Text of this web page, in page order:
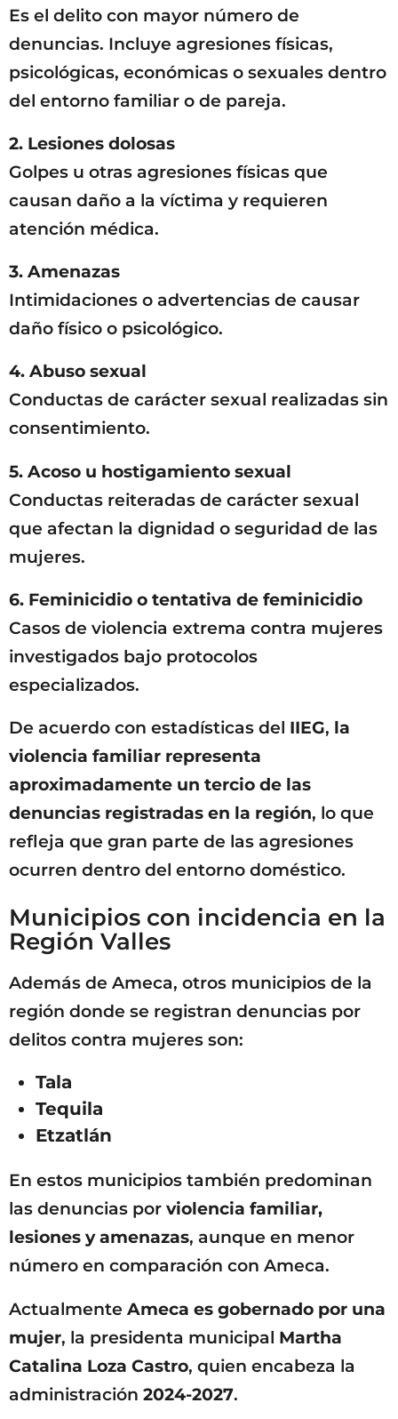
Es el delito con mayor número de
denuncias. Incluye agresiones físicas,
psicológicas, económicas o sexuales dentro
del entorno familiar o de pareja.
2. Lesiones dolosas
Golpes u otras agresiones físicas que
causan daño a la víctima y requieren
atención médica.
3. Amenazas
Intimidaciones o advertencias de causar
daño físico o psicológico.
4. Abuso sexual
Conductas de carácter sexual realizadas sin
consentimiento.
5. Acoso u hostigamiento sexual
Conductas reiteradas de carácter sexual
que afectan la dignidad o seguridad de las
mujeres.
6. Feminicidio o tentativa de feminicidio
Casos de violencia extrema contra mujeres
investigados bajo protocolos
especializados.
De acuerdo con estadísticas del IIEG, la
violencia familiar representa
aproximadamente un tercio de las
denuncias registradas en la región, lo que
refleja que gran parte de las agresiones
ocurren dentro del entorno doméstico.
Municipios con incidencia en la
Región Valles
Además de Ameca, otros municipios de la
región donde se registran denuncias por
delitos contra mujeres son:
Tala
Tequila
Etzatlán
En estos municipios también predominan
las denuncias por violencia familiar,
lesiones y amenazas, aunque en menor
número en comparación con Ameca.
Actualmente Ameca es gobernado por una
mujer, la presidenta municipal Martha
Catalina Loza Castro, quien encabeza la
administración 2024-2027.